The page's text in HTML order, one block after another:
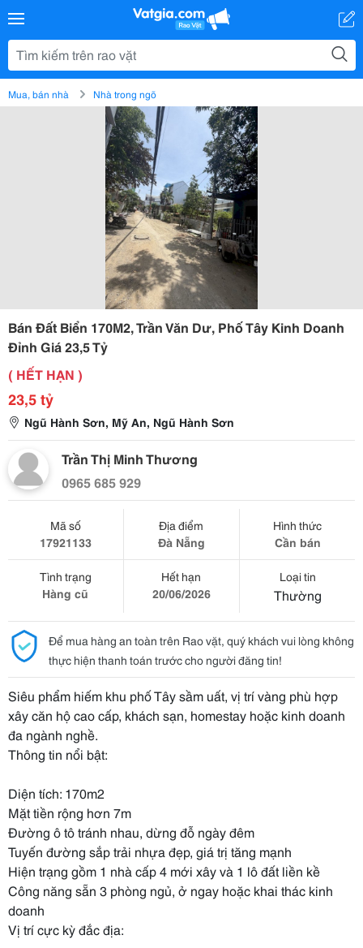
Mua, bán nhà Nhà trong ngõ
Bán Đất Biển 170M2, Trần Văn Dư, Phố Tây Kinh Doanh
Đỉnh Giá 23,5 Tỷ
( HẾT HẠN )
23,5 tỷ
Ngũ Hành Sơn, Mỹ An, Ngũ Hành Sơn
Trần Thị Minh Thương
0965 685 929
Mã số
17921133
Địa điểm
Đà Nẵng
Hình thức
Cần bán
Tình trạng
Hàng cũ
Hết hạn
20/06/2026
Loại tin
Thường
Để mua hàng an toàn trên Rao vặt, quý khách vui lòng không
thực hiện thanh toán trước cho người đăng tin!
Siêu phẩm hiếm khu phố Tây sầm uất, vị trí vàng phù hợp
xây căn hộ cao cấp, khách sạn, homestay hoặc kinh doanh
đa ngành nghề.
Thông tin nổi bật:
Diện tích: 170m2
Mặt tiền rộng hơn 7m
Đường ô tô tránh nhau, dừng đỗ ngày đêm
Tuyến đường sắp trải nhựa đẹp, giá trị tăng mạnh
Hiện trạng gồm 1 nhà cấp 4 mới xây và 1 lô đất liền kề
Công năng sẵn 3 phòng ngủ, ở ngay hoặc khai thác kinh
doanh
Vị trí cực kỳ đắc địa: